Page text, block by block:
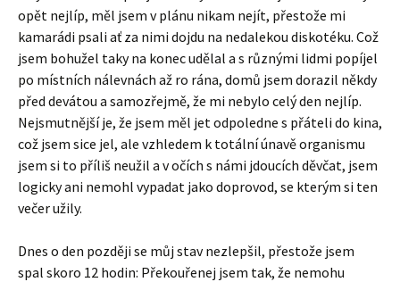
opět nejlíp, měl jsem v plánu nikam nejít, přestože mi
kamarádi psali ať za nimi dojdu na nedalekou diskotéku. Což
jsem bohužel taky na konec udělal a s různými lidmi popíjel
po místních nálevnách až ro rána, domů jsem dorazil někdy
před devátou a samozřejmě, že mi nebylo celý den nejlíp.
Nejsmutnější je, že jsem měl jet odpoledne s přáteli do kina,
což jsem sice jel, ale vzhledem k totální únavě organismu
jsem si to příliš neužil a v očích s námi jdoucích děvčat, jsem
logicky ani nemohl vypadat jako doprovod, se kterým si ten
večer užily.
Dnes o den později se můj stav nezlepšil, přestože jsem
spal skoro 12 hodin: Překouřenej jsem tak, že nemohu